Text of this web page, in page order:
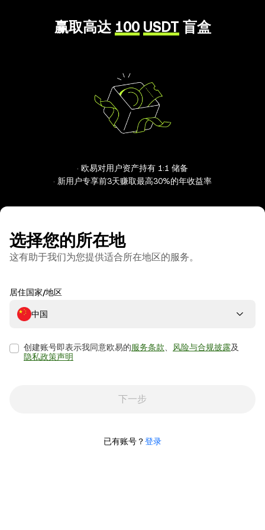
赢取高达 100 USDT 盲盒
· 欧易对用户资产持有 1:1 储备
· 新用户专享前3天赚取最高30%的年收益率
选择您的所在地
这有助于我们为您提供适合所在地区的服务。
居住国家/地区
中国
创建账号即表示我同意欧易的服务条款 风险与合规披露及
隐私政策声明
下一步
已有账号？登录